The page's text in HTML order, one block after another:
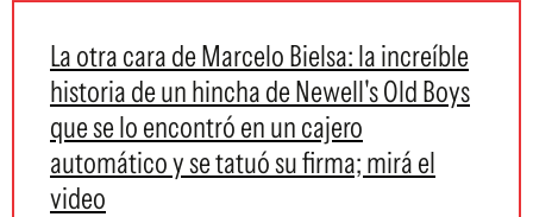
La otra cara de Marcelo Bielsa: la increíble
historia de un hincha de Newell's Old Boys
que se lo encontró en un cajero
automático y se tatuó su firma; mirá el
video